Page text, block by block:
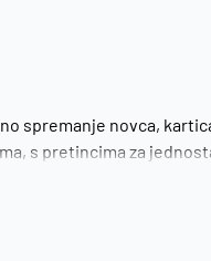
spremanje novca,
s pretincima za